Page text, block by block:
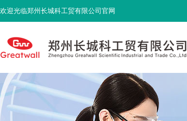
欢迎光临郑州长城科工贸有限公司官网